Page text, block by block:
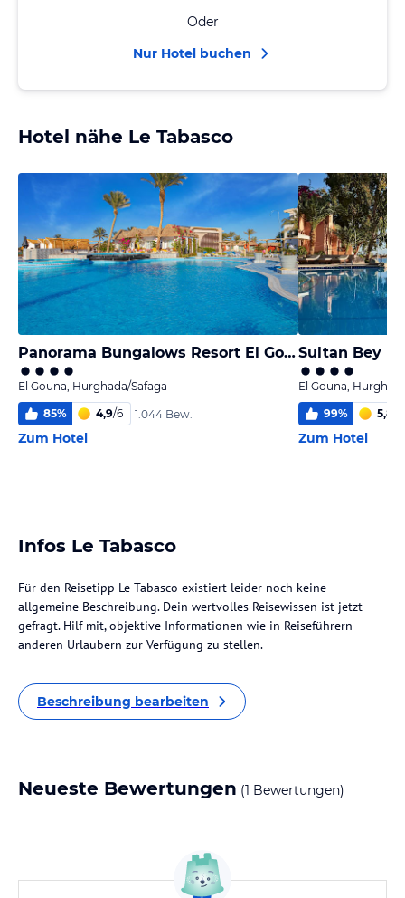
Oder
Nur Hotel buchen
Hotel nähe Le Tabasco
Panorama Bungalows Resort El Gouna
El Gouna, Hurghada/Safaga
85% 4,9/6 1.044 Bew.
Zum Hotel
Sultan Bey
El Gouna,
99% 5,8
Zum Hotel
Infos Le Tabasco
Für den Reisetipp Le Tabasco existiert leider noch keine
allgemeine Beschreibung. Dein wertvolles Reisewissen ist jetzt
gefragt. Hilf mit, objektive Informationen wie in Reiseführern
anderen Urlaubern zur Verfügung zu stellen.
Beschreibung bearbeiten
Neueste Bewertungen (1 Bewertungen)